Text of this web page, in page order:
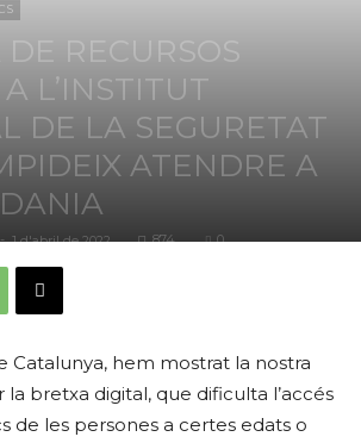
DE RECURSOS
L’INSTITUT
DE LA SEGURETAT
ATENDRE A
1 d'abril de 2022 874 0
Catalunya, hem mostrat la nostra
bretxa digital, que dificulta l’accés
de les persones a certes edats o